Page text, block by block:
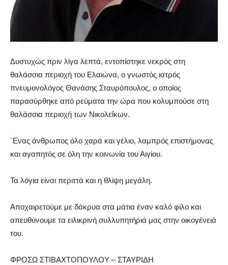
Δυστυχώς πριν λίγα λεπτά, εντοπίστηκε νεκρός στη
θαλάσσια περιοχή του Ελαιώνα, ο γνωστός ιατρός
πνευμονολόγος Θανάσης Σταυρόπουλος, ο οποίος
παρασύρθηκε από ρεύματα την ώρα που κολυμπούσε στη
θαλάσσια περιοχή των Νικολεΐκων.
΄Ενας άνθρωπος όλο χαρά και γέλιο, λαμπρός επιστήμονας
και αγαπητός σε όλη την κοινωνία του Αιγίου.
Τα λόγια είναι περιττά και η θλίψη μεγάλη.
Αποχαιρετούμε με δάκρυα στα μάτια έναν καλό φίλο και
απευθύνουμε τα ειλικρινή συλλυπητήριά μας στην οικογένειά
του.
ΦΡΟΣΩ ΣΤΙΒΑΧΤΟΠΟΥΛΟΥ – ΣΤΑΥΡΙΔΗ